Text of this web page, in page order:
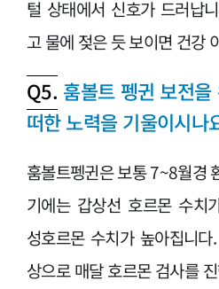
털 상태에서 신호가 드러납
고 물에 젖은 듯 보이면 건강
Q5. 훔볼트 펭귄 보전
떠한 노력을 기울이시나
훔볼트펭귄은 보통 7~8월경
기에는 갑상선 호르몬 수치
성호르몬 수치가 높아집니
상으로 매달 호르몬 검사를